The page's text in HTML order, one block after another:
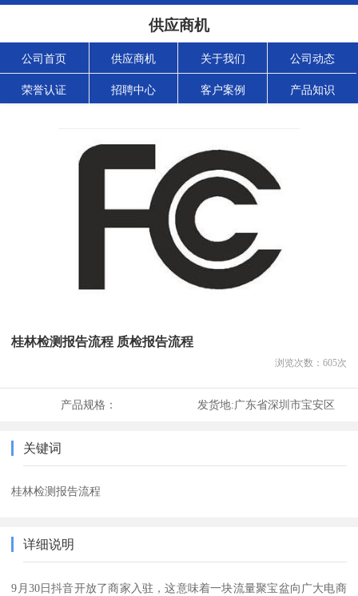
供应商机
公司首页 供应商机 关于我们 公司动态
荣誉认证 招聘中心 客户案例 产品知识
桂林检测报告流程 质检报告流程
浏览次数： 605次
产品规格： 发货地:广东省深圳市宝安区
关键词
桂林检测报告流程
详细说明
9月30日抖音开放了商家入驻，这意味着一块流量聚宝盆向广大电商